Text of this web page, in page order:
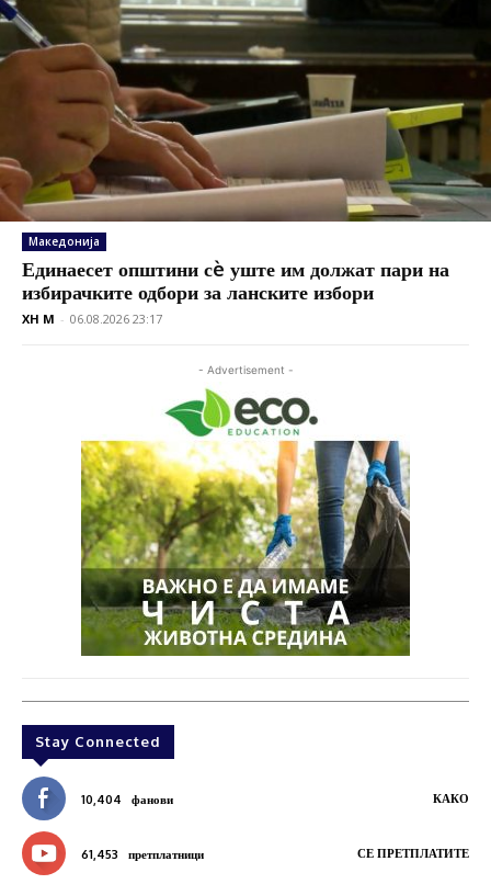
Македонија
Единаесет општини сè уште им должат пари на
избирачките одбори за ланските избори
XH M - 06.08.2026 23:17
- Advertisement -
Stay Connected
10,404 фанови КАКО
61,453 претплатници СЕ ПРЕТПЛАТИТЕ